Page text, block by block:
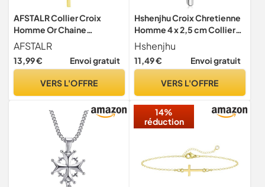
AFSTALR Collier Croix
Homme Or Chaine
Pendentif Croix Acier
Inoxydable Bijoux
Chretienne pour Homme et
AFSTALR
13,99 € Envoi gratuit
VERS L'OFFRE
Hshenjhu Croix Chretienne
Homme 4 x 2,5 cm Collier
Croix 55 cm Argent
Hshenjhu
11,49 € Envoi gratuit
VERS L'OFFRE
14%
réduction